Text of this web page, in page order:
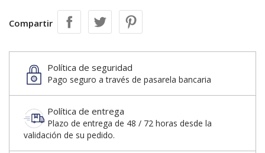
Compartir
Política de seguridad
Pago seguro a través de pasarela bancaria
Política de entrega
Plazo de entrega de 48 / 72 horas desde la
validación de su pedido.